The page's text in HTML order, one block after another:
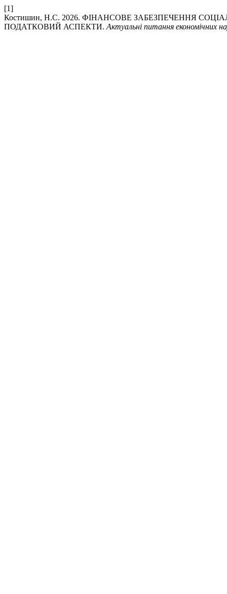
[1]
Костишин, Н.С. 2026. ФІНАНСОВЕ ЗАБЕЗПЕЧЕННЯ
ПОДАТКОВИЙ АСПЕКТИ. Актуальні питання економічних